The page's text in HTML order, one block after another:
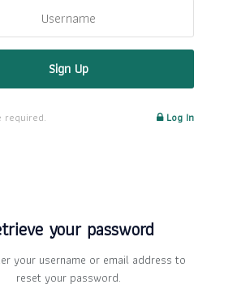
required. Log In
your password
your username or email address to
reset your password.